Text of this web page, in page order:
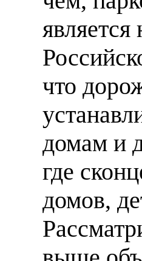
что
домам и
где
домов,